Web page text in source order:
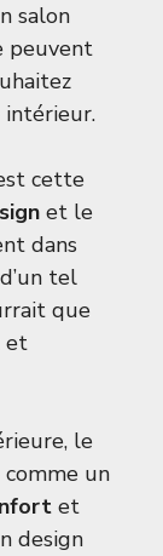
salon
peuvent
intérieur.
cette
et le
dans
tel
que
et
le
comme un
et
design